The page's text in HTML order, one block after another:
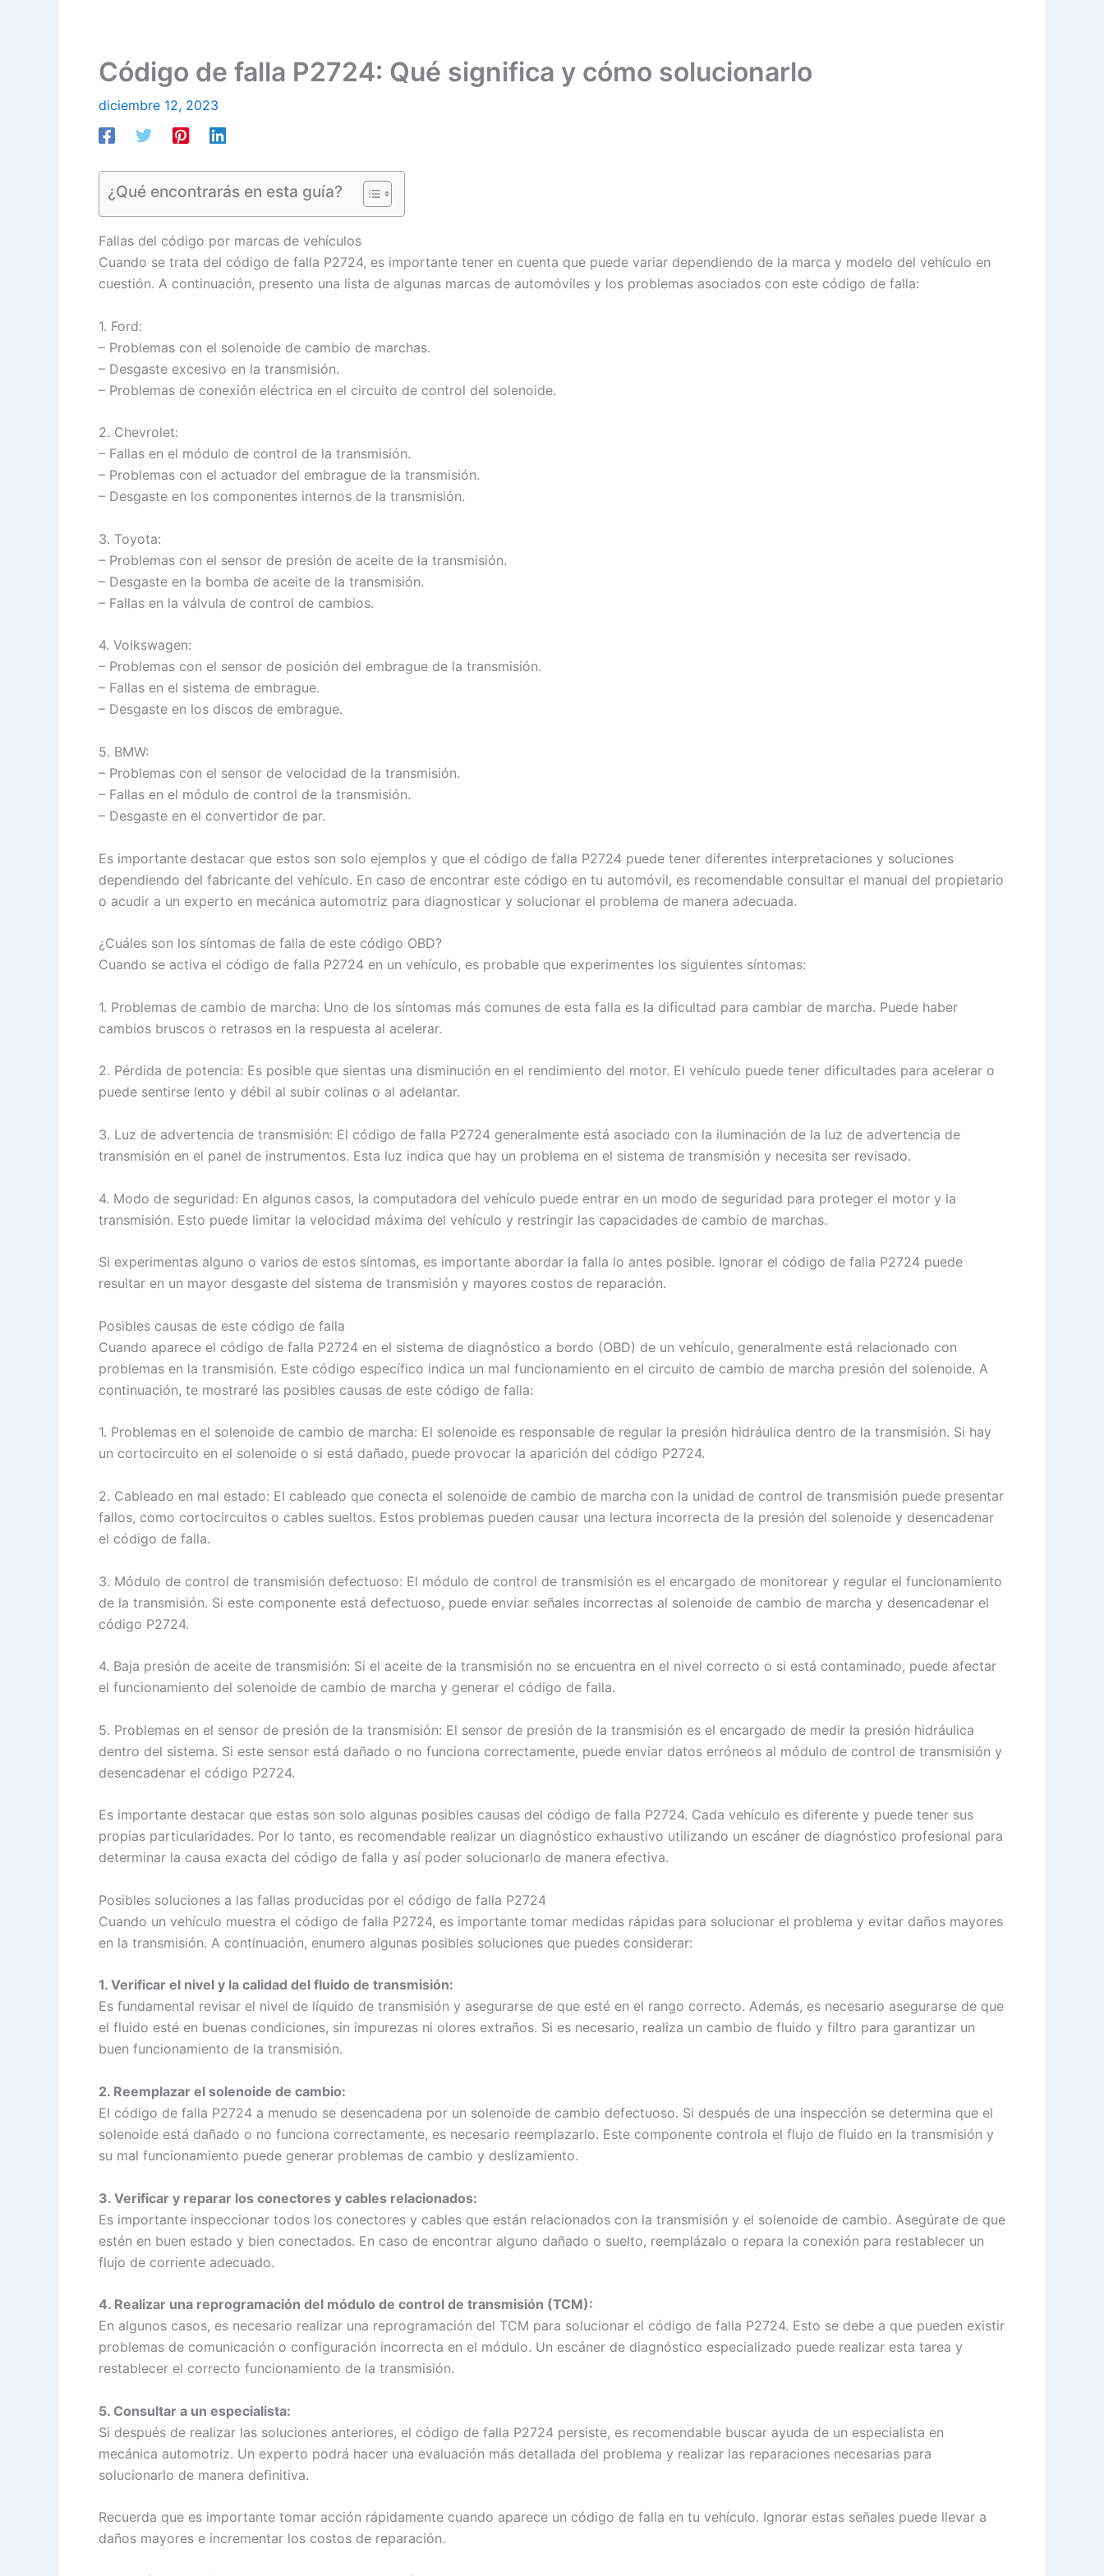
Código de falla P2724: Qué significa y cómo solucionarlo
diciembre 12, 2023
¿Qué encontrarás en esta guía?
Fallas del código por marcas de vehículos
Cuando se trata del código de falla P2724, es importante tener en cuenta que puede variar dependiendo de la marca y modelo del vehículo en
cuestión. A continuación, presento una lista de algunas marcas de automóviles y los problemas asociados con este código de falla:
1. Ford:
– Problemas con el solenoide de cambio de marchas.
– Desgaste excesivo en la transmisión.
– Problemas de conexión eléctrica en el circuito de control del solenoide.
2. Chevrolet:
– Fallas en el módulo de control de la transmisión.
– Problemas con el actuador del embrague de la transmisión.
– Desgaste en los componentes internos de la transmisión.
3. Toyota:
– Problemas con el sensor de presión de aceite de la transmisión.
– Desgaste en la bomba de aceite de la transmisión.
– Fallas en la válvula de control de cambios.
4. Volkswagen:
– Problemas con el sensor de posición del embrague de la transmisión.
– Fallas en el sistema de embrague.
– Desgaste en los discos de embrague.
5. BMW:
– Problemas con el sensor de velocidad de la transmisión.
– Fallas en el módulo de control de la transmisión.
– Desgaste en el convertidor de par.
Es importante destacar que estos son solo ejemplos y que el código de falla P2724 puede tener diferentes interpretaciones y soluciones
dependiendo del fabricante del vehículo. En caso de encontrar este código en tu automóvil, es recomendable consultar el manual del propietario
o acudir a un experto en mecánica automotriz para diagnosticar y solucionar el problema de manera adecuada.
¿Cuáles son los síntomas de falla de este código OBD?
Cuando se activa el código de falla P2724 en un vehículo, es probable que experimentes los siguientes síntomas:
1. Problemas de cambio de marcha: Uno de los síntomas más comunes de esta falla es la dificultad para cambiar de marcha. Puede haber
cambios bruscos o retrasos en la respuesta al acelerar.
2. Pérdida de potencia: Es posible que sientas una disminución en el rendimiento del motor. El vehículo puede tener dificultades para acelerar o
puede sentirse lento y débil al subir colinas o al adelantar.
3. Luz de advertencia de transmisión: El código de falla P2724 generalmente está asociado con la iluminación de la luz de advertencia de
transmisión en el panel de instrumentos. Esta luz indica que hay un problema en el sistema de transmisión y necesita ser revisado.
4. Modo de seguridad: En algunos casos, la computadora del vehículo puede entrar en un modo de seguridad para proteger el motor y la
transmisión. Esto puede limitar la velocidad máxima del vehículo y restringir las capacidades de cambio de marchas.
Si experimentas alguno o varios de estos síntomas, es importante abordar la falla lo antes posible. Ignorar el código de falla P2724 puede
resultar en un mayor desgaste del sistema de transmisión y mayores costos de reparación.
Posibles causas de este código de falla
Cuando aparece el código de falla P2724 en el sistema de diagnóstico a bordo (OBD) de un vehículo, generalmente está relacionado con
problemas en la transmisión. Este código específico indica un mal funcionamiento en el circuito de cambio de marcha presión del solenoide. A
continuación, te mostraré las posibles causas de este código de falla:
1. Problemas en el solenoide de cambio de marcha: El solenoide es responsable de regular la presión hidráulica dentro de la transmisión. Si hay
un cortocircuito en el solenoide o si está dañado, puede provocar la aparición del código P2724.
2. Cableado en mal estado: El cableado que conecta el solenoide de cambio de marcha con la unidad de control de transmisión puede presentar
fallos, como cortocircuitos o cables sueltos. Estos problemas pueden causar una lectura incorrecta de la presión del solenoide y desencadenar
el código de falla.
3. Módulo de control de transmisión defectuoso: El módulo de control de transmisión es el encargado de monitorear y regular el funcionamiento
de la transmisión. Si este componente está defectuoso, puede enviar señales incorrectas al solenoide de cambio de marcha y desencadenar el
código P2724.
4. Baja presión de aceite de transmisión: Si el aceite de la transmisión no se encuentra en el nivel correcto o si está contaminado, puede afectar
el funcionamiento del solenoide de cambio de marcha y generar el código de falla.
5. Problemas en el sensor de presión de la transmisión: El sensor de presión de la transmisión es el encargado de medir la presión hidráulica
dentro del sistema. Si este sensor está dañado o no funciona correctamente, puede enviar datos erróneos al módulo de control de transmisión y
desencadenar el código P2724.
Es importante destacar que estas son solo algunas posibles causas del código de falla P2724. Cada vehículo es diferente y puede tener sus
propias particularidades. Por lo tanto, es recomendable realizar un diagnóstico exhaustivo utilizando un escáner de diagnóstico profesional para
determinar la causa exacta del código de falla y así poder solucionarlo de manera efectiva.
Posibles soluciones a las fallas producidas por el código de falla P2724
Cuando un vehículo muestra el código de falla P2724, es importante tomar medidas rápidas para solucionar el problema y evitar daños mayores
en la transmisión. A continuación, enumero algunas posibles soluciones que puedes considerar:
1. Verificar el nivel y la calidad del fluido de transmisión:
Es fundamental revisar el nivel de líquido de transmisión y asegurarse de que esté en el rango correcto. Además, es necesario asegurarse de que
el fluido esté en buenas condiciones, sin impurezas ni olores extraños. Si es necesario, realiza un cambio de fluido y filtro para garantizar un
buen funcionamiento de la transmisión.
2. Reemplazar el solenoide de cambio:
El código de falla P2724 a menudo se desencadena por un solenoide de cambio defectuoso. Si después de una inspección se determina que el
solenoide está dañado o no funciona correctamente, es necesario reemplazarlo. Este componente controla el flujo de fluido en la transmisión y
su mal funcionamiento puede generar problemas de cambio y deslizamiento.
3. Verificar y reparar los conectores y cables relacionados:
Es importante inspeccionar todos los conectores y cables que están relacionados con la transmisión y el solenoide de cambio. Asegúrate de que
estén en buen estado y bien conectados. En caso de encontrar alguno dañado o suelto, reemplázalo o repara la conexión para restablecer un
flujo de corriente adecuado.
4. Realizar una reprogramación del módulo de control de transmisión (TCM):
En algunos casos, es necesario realizar una reprogramación del TCM para solucionar el código de falla P2724. Esto se debe a que pueden existir
problemas de comunicación o configuración incorrecta en el módulo. Un escáner de diagnóstico especializado puede realizar esta tarea y
restablecer el correcto funcionamiento de la transmisión.
5. Consultar a un especialista:
Si después de realizar las soluciones anteriores, el código de falla P2724 persiste, es recomendable buscar ayuda de un especialista en
mecánica automotriz. Un experto podrá hacer una evaluación más detallada del problema y realizar las reparaciones necesarias para
solucionarlo de manera definitiva.
Recuerda que es importante tomar acción rápidamente cuando aparece un código de falla en tu vehículo. Ignorar estas señales puede llevar a
daños mayores e incrementar los costos de reparación.